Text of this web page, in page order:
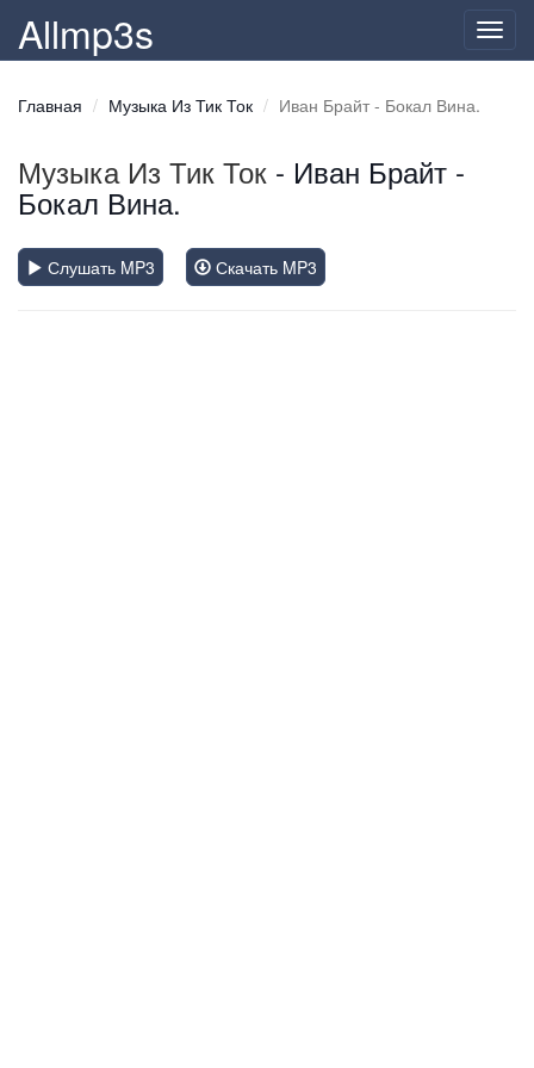
Allmp3s
Главная Музыка Из Тик Ток Иван Брайт - Бокал Вина.
Музыка Из Тик Ток - Иван Брайт -
Бокал Вина.
Слушать MP3 Скачать MP3